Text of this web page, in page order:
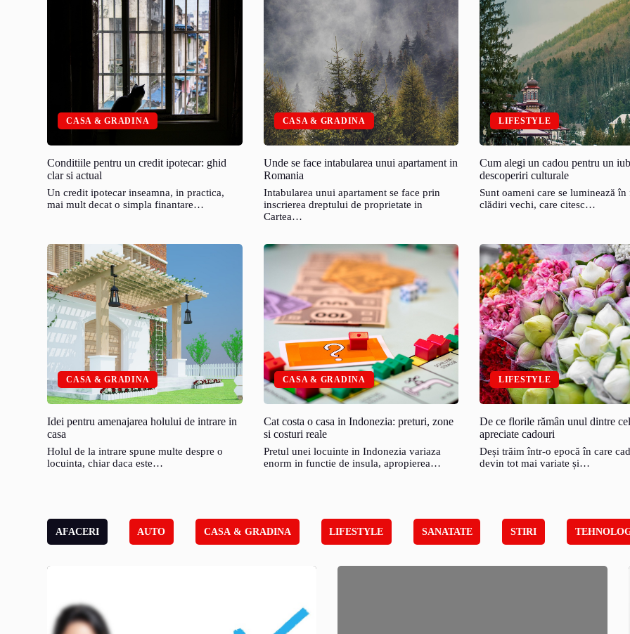
CASA & GRADINA
Conditiile pentru un credit ipotecar: ghid
clar si actual
Un credit ipotecar inseamna, in practica,
mai mult decat o simpla finantare…
CASA & GRADINA
Unde se face intabularea unui apartament in
Romania
Intabularea unui apartament se face prin
inscrierea dreptului de proprietate in
Cartea…
LIFESTYLE
Cum alegi un cadou pentru un
descoperiri culturale
Sunt oameni care se luminează în
clădiri vechi, care citesc…
CASA & GRADINA
Idei pentru amenajarea holului de intrare in
casa
Holul de la intrare spune multe despre o
locuinta, chiar daca este…
CASA & GRADINA
Cat costa o casa in Indonezia: preturi, zone
si costuri reale
Pretul unei locuinte in Indonezia variaza
enorm in functie de insula, apropierea…
LIFESTYLE
De ce florile rămân unul dintre
apreciate cadouri
Deși trăim într-o epocă în care
devin tot mai variate și…
AFACERI AUTO CASA & GRADINA LIFESTYLE SANATATE STIRI